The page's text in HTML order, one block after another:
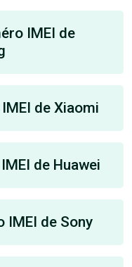
IMEI de
de Xiaomi
de Huawei
IMEI de Sony